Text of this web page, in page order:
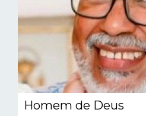
Homem de Deus